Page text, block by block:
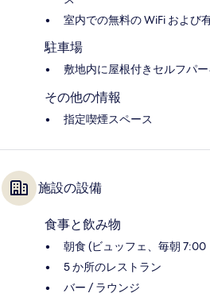
室内での無料の WiFi および
駐車場
敷地内に屋根付きセルフパ
その他の情報
指定喫煙スペース
施設の設備
食事と飲み物
朝食 (ビュッフェ、毎朝 7:00
5 か所のレストラン
バー / ラウンジ